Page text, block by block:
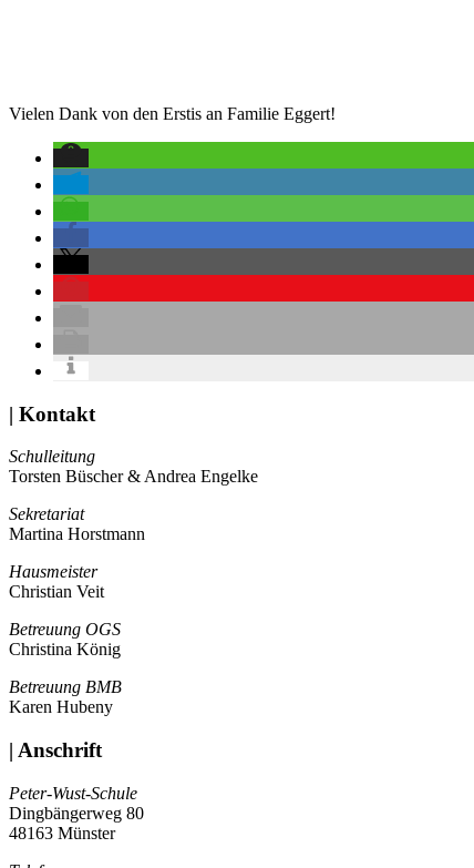
Vielen Dank von den Erstis an Familie Eggert!
| Kontakt
Schulleitung
Torsten Büscher & Andrea Engelke
Sekretariat
Martina Horstmann
Hausmeister
Christian Veit
Betreuung OGS
Christina König
Betreuung BMB
Karen Hubeny
| Anschrift
Peter-Wust-Schule
Dingbängerweg 80
48163 Münster